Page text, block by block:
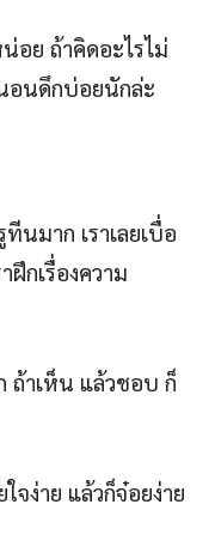
อย ถ้าคิดอะไรไม่
อนดึกบ่อยนักล่ะ
นมาก เราเลยเบื่อ
ฝึกเรื่องความ
ถ้าเห็น แล้วชอบ ก็
จง่าย แล้วก็จ๋อยง่าย